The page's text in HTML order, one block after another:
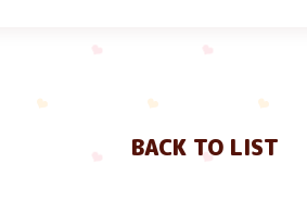
BACK TO LIST